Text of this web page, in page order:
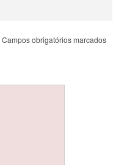
Campos obrigatórios marcados